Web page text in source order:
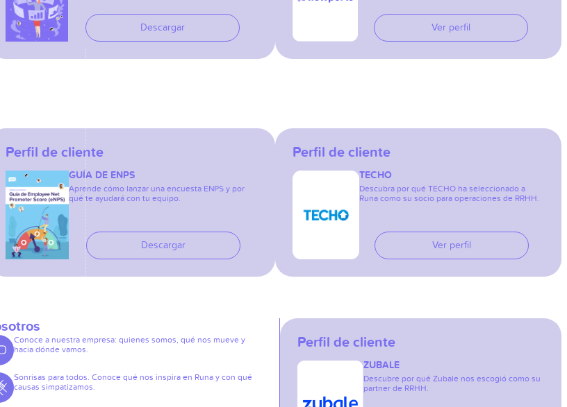
Descargar Ver perfil
Perfil de cliente
GUÍA DE ENPS
Aprende cómo lanzar una encuesta ENPS y por
qué te ayudará con tu equipo.
Descargar
Perfil de cliente
TECHO
Descubra por qué TECHO ha seleccionado a
Runa como su socio para operaciones de RRHH.
Ver perfil
Conoce a nuestra empresa: quienes somos, qué nos mueve y
hacia dónde vamos.
Sonrisas para todos. Conoce qué nos inspira en Runa y con qué
causas simpatizamos.
Perfil de cliente
ZUBALE
Descubre por qué Zubale nos escogió como su
partner de RRHH.